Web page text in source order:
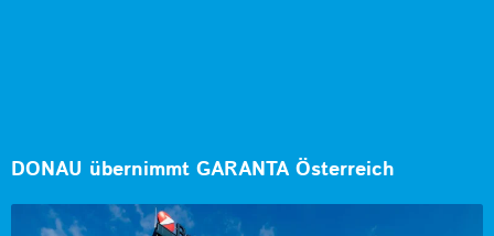
DONAU übernimmt GARANTA Österreich